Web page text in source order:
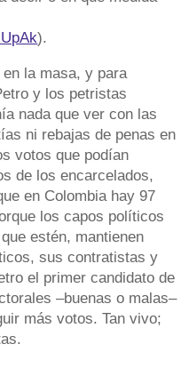
).
la masa, y para
y los petristas
nada que ver con las
ni rebajas de penas en
votos que podían
de los encarcelados,
en Colombia hay 97
los capos políticos
estén, mantienen
sus contratistas y
el primer candidato de
–buenas o malas–
más votos. Tan vivo;